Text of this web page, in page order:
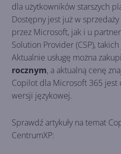
dla użytkowników starszych
Dostępny jest już w
przez Microsoft, jak i u
Solution Provider (CSP),
Aktualnie usługę można
rocznym, a aktualną cenę
Copilot dla Microsoft 365 jest
wersji językowej.
Sprawdź artykuły na temat
CentrumXP: